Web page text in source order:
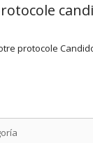
protocole